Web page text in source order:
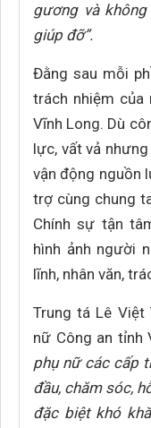
gương và
giúp đỡ”.
Đằng sau mỗi
trách nhiệm của
Vĩnh Long. Dù
lực, vất vả
vận động nguồn
trợ cùng chung
Chính sự tận
hình ảnh người
lĩnh, nhân văn,
Trung tá Lê Việt
nữ Công an tỉnh
phụ nữ các cấp
đầu, chăm sóc,
đặc biệt khó